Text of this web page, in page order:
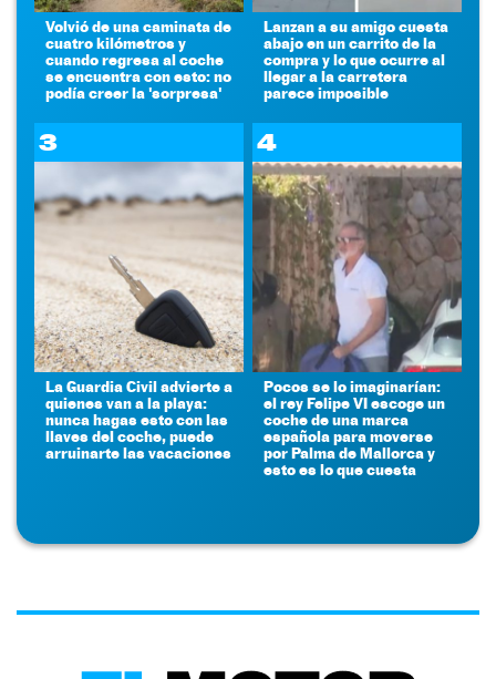
Volvió de una caminata de
cuatro kilómetros y
cuando regresa al coche
se encuentra con esto: no
podía creer la 'sorpresa'
Lanzan a su amigo cuesta
abajo en un carrito de la
compra y lo que ocurre al
llegar a la carretera
parece imposible
3
La Guardia Civil advierte a
quienes van a la playa:
nunca hagas esto con las
llaves del coche, puede
arruinarte las vacaciones
4
Pocos se lo imaginarían:
el rey Felipe VI escoge un
coche de una marca
española para moverse
por Palma de Mallorca y
esto es lo que cuesta